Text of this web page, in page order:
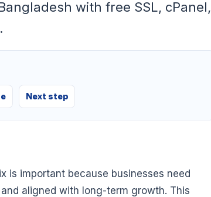
with free SSL, cPanel,
Next step
is important because businesses need
aligned with long-term growth. This